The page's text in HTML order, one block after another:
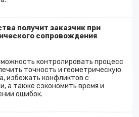
получит заказчик при
сопровождения
контролировать процесс
точность и геометрическую
избежать конфликтов с
а также сэкономить время и
ошибок.